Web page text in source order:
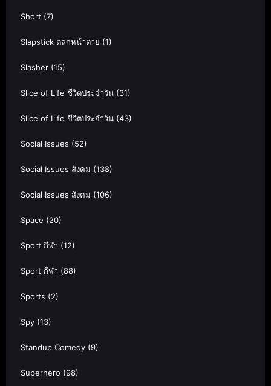
Short (7)
Slapstick ตลกหน้าตาย (1)
Slasher (15)
Slice of Life ชีวิตประจำวัน (31)
Slice of Life ชีวิตประจำวัน (43)
Social Issues (52)
Social Issues สังคม (138)
Social Issues สังคม (106)
Space (20)
Sport กีฬา (12)
Sport กีฬา (88)
Sports (2)
Spy (13)
Standup Comedy (9)
Superhero (98)